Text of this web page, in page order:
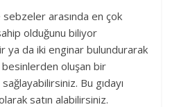
arasında en çok
olduğunu biliyor
ya da iki enginar bulundurarak
oluşan bir
Bu gıdayı
satın alabilirsiniz.